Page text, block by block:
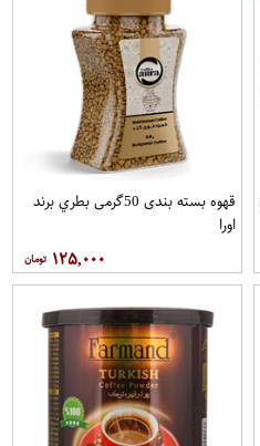
قهوه بسته بندی 50گرمی بطري برند
اورا
۱۲۵,۰۰۰